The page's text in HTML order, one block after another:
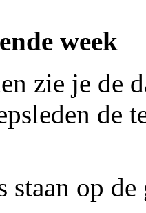
week
zie je de
de
staan op